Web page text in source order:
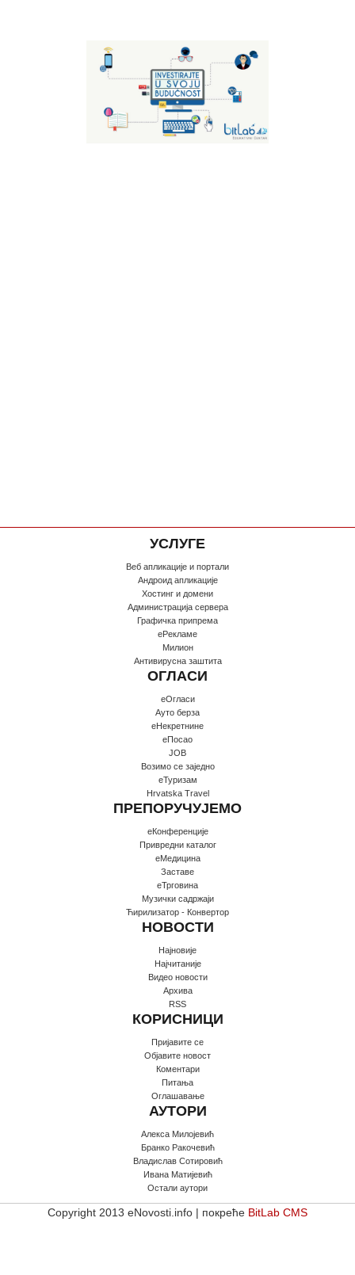
УСЛУГЕ
Веб апликације и портали
Андроид апликације
Хостинг и домени
Администрација сервера
Графичка припрема
еРекламе
Милион
Антивирусна заштита
ОГЛАСИ
еОгласи
Ауто берза
еНекретнине
еПосао
JOB
Возимо се заједно
еТуризам
Hrvatska Travel
ПРЕПОРУЧУЈЕМО
еКонференције
Привредни каталог
еМедицина
Заставе
еТрговина
Музички садржаји
Ћирилизатор - Конвертор
НОВОСТИ
Најновије
Најчитаније
Видео новости
Архива
RSS
КОРИСНИЦИ
Пријавите се
Oбјавите новост
Коментари
Питања
Оглашавање
АУТОРИ
Алекса Милојевић
Бранко Ракочевић
Владислав Сотировић
Ивана Матијевић
Остали аутори
Copyright 2013 eNovosti.info | покреће BitLab CMS